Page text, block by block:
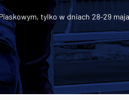
tylko w dniach 28-29